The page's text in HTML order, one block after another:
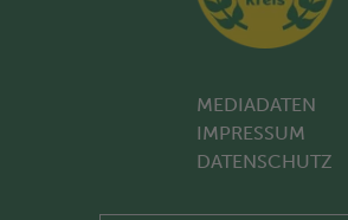
MEDIADATEN
IMPRESSUM
DATENSCHUTZ